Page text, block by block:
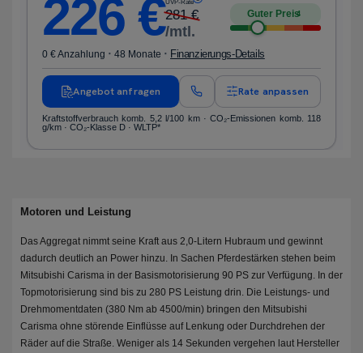
226 € UVP-Rate
281€
/mtl.
Guter Preis4
0 € Anzahlung · 48 Monate · Finanzierungs-Details
Angebot anfragen Rate anpassen
Kraftstoffverbrauch komb. 5,2 l/100 km · CO₂-Emissionen komb. 118
g/km · CO₂-Klasse D · WLTP*
Motoren und Leistung
Das Aggregat nimmt seine Kraft aus 2,0-Litern Hubraum und gewinnt
dadurch deutlich an Power hinzu. In Sachen Pferdestärken stehen beim
Mitsubishi Carisma in der Basismotorisierung 90 PS zur Verfügung. In der
Topmotorisierung sind bis zu 280 PS Leistung drin. Die Leistungs- und
Drehmomentdaten (380 Nm ab 4500/min) bringen den Mitsubishi
Carisma ohne störende Einflüsse auf Lenkung oder Durchdrehen der
Räder auf die Straße. Weniger als 14 Sekunden vergehen laut Hersteller